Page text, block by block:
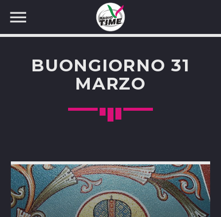
CERCA NEL SITO WEB:
BUONGIORNO 31
MARZO